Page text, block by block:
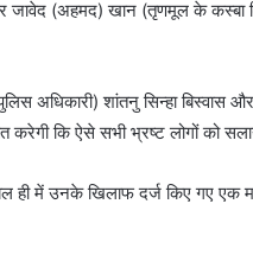
जावेद (अहमद) खान (तृणमूल के कस्बा
अधिकारी) शांतनु सिन्हा बिस्वास
करेगी कि ऐसे सभी भ्रष्ट लोगों को
ही में उनके खिलाफ दर्ज किए गए